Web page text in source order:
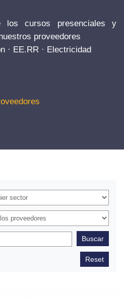
los cursos presenciales y
proveedores
· EE.RR · Electricidad